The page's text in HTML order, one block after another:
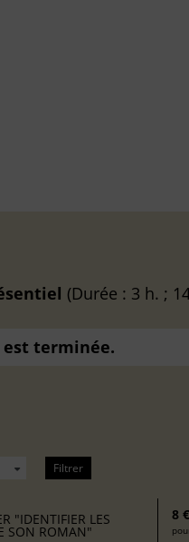
(Durée : 3 h. ;
terminée.
Filtrer
"IDENTIFIER LES
SON ROMAN"
8 €